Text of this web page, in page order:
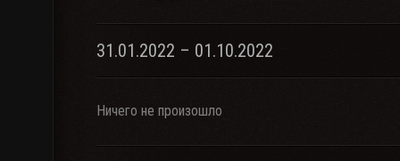
31.01.2022 – 01.10.2022
Ничего не произошло